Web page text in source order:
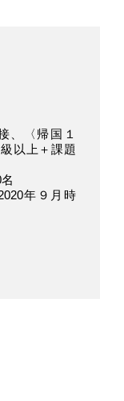
、〈帰国１
以上＋課題
年９月時